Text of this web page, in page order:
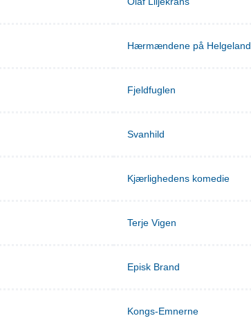
Hærmændene på Helgeland
Fjeldfuglen
Svanhild
Kjærlighedens komedie
Terje Vigen
Episk Brand
Kongs-Emnerne